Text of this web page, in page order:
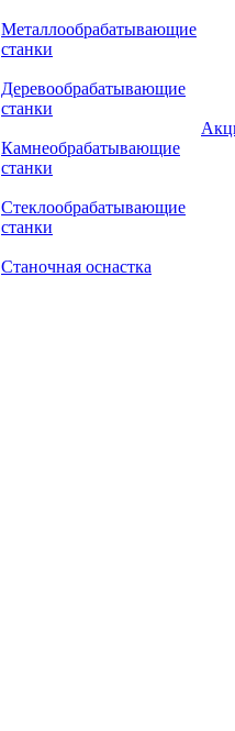
Металлообрабатывающие
станки
Деревообрабатывающие
станки
Камнеобрабатывающие
станки
Стеклообрабатывающие
станки
Станочная оснастка